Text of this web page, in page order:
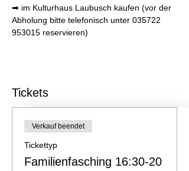
➡ im Kulturhaus Laubusch kaufen (vor der
Abholung bitte telefonisch unter 035722
953015 reservieren)
Tickets
Verkauf beendet
Tickettyp
Familienfasching 16:30-20